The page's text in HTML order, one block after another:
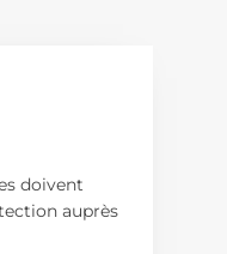
doivent
auprès